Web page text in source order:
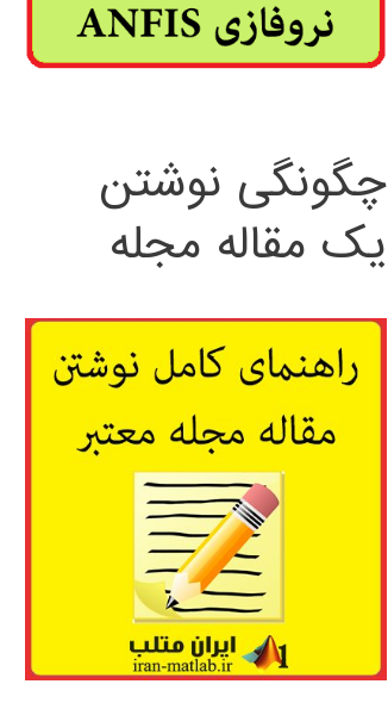
چگونگی نوشتن
یک مقاله مجله